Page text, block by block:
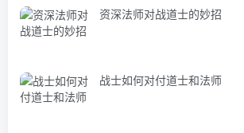
资深法师对战道士的妙招
战士如何对付道士和法师